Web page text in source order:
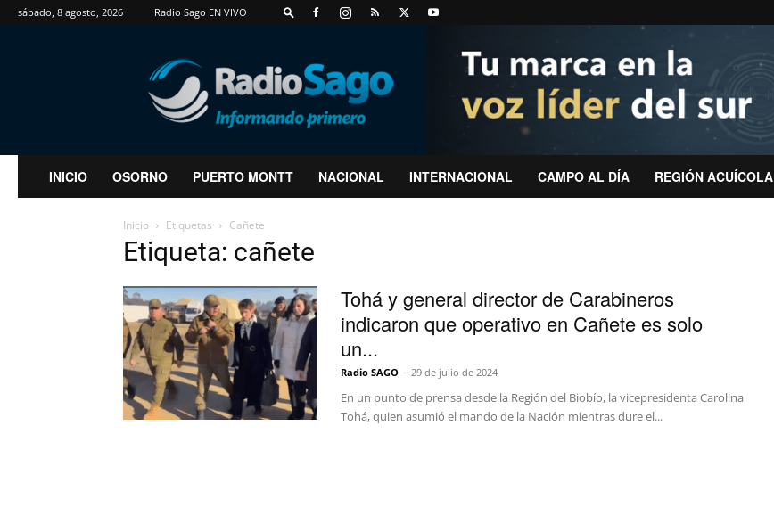
sábado, 8 agosto, 2026 Radio Sago EN VIVO
RadioSago
INICIO OSORNO PUERTO MONTT NACIONAL INTERNACIONAL CAMPO AL DÍA REGIÓN ACUÍCOLA
Inicio Etiquetas Cañete
Etiqueta: cañete
Tohá y general director de Carabineros
indicaron que operativo en Cañete es solo
un...
Radio SAGO - 29 de julio de 2024
En un punto de prensa desde la Región del Biobío, la vicepresidenta Carolina
Tohá, quien asumió el mando de la Nación mientras dure el...